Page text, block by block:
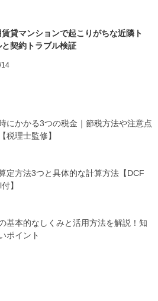
貸マンションで起こりがちな近隣ト
と契約トラブル検証
14
にかかる3つの税金｜節税方法や注意点
税理士監修】
定方法3つと具体的な計算方法【DCF
】
基本的なしくみと活用方法を解説！知
ポイント